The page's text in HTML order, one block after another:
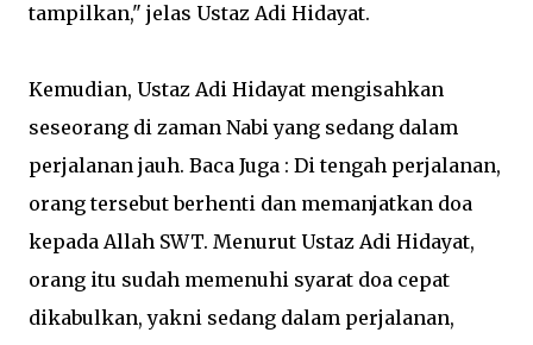
tampilkan," jelas Ustaz Adi Hidayat.
Kemudian, Ustaz Adi Hidayat mengisahkan
seseorang di zaman Nabi yang sedang dalam
perjalanan jauh. Baca Juga : Di tengah perjalanan,
orang tersebut berhenti dan memanjatkan doa
kepada Allah SWT. Menurut Ustaz Adi Hidayat,
orang itu sudah memenuhi syarat doa cepat
dikabulkan, yakni sedang dalam perjalanan,